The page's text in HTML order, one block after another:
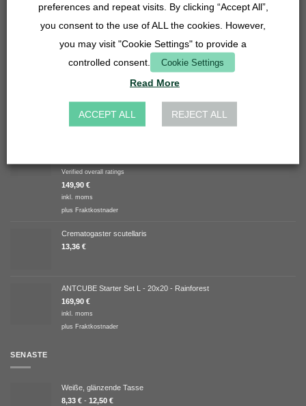
inkl. moms
Gallerinsats - 27 mm - rostfritt stål
inkl. moms
Betygsatt
5.00av 5
Verified overall ratings
149,90 €
inkl. moms
plus Fraktkostnader
Crematogaster scutellaris
13,36 €
ANTCUBE Starter Set L - 20x20 - Rainforest
169,90 €
inkl. moms
plus Fraktkostnader
SENASTE
Weiße, glänzende Tasse
8,33 € - 12,50 €
preferences and repeat visits. By clicking “Accept All”,
you consent to the use of ALL the cookies. However,
you may visit "Cookie Settings" to provide a
controlled consent.
Cookie Settings
Read More
ACCEPT ALL REJECT ALL